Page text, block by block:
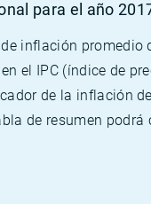
para el año
inflación
el IPC (índice de
de la inflación
de resumen